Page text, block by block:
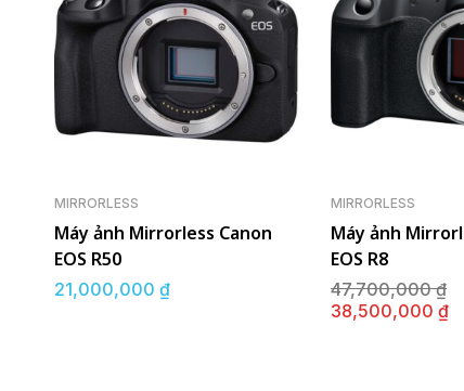
MIRRORLESS
Máy ảnh Mirrorless Canon
EOS R50
21,000,000 ₫
MIRRORLESS
Máy ảnh
EOS R8
47,700,000₫
38,500,000 ₫